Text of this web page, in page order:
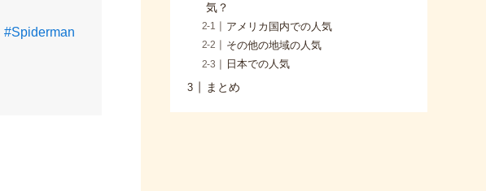
#Spiderman
気？
アメリカ国内での人気
その他の地域の人気
日本での人気
まとめ